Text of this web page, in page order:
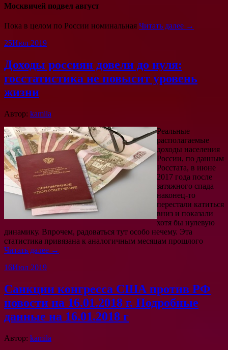
Москвичей подвел август
Пока в целом по России номинальная Читать далее →
25Июл 2019
Доходы россиян довели до нуля:
госстатистика не повысит уровень
жизни
Автор: kamila
Реальные
располагаемые
доходы населения
России, по данным
Росстата, в июне
2017 года после
затяжного спада
наконец-то
перестали катиться
вниз и показали
хотя бы нулевую
динамику. Впрочем, радоваться тут особо нечему. Эта
статистика привязана к аналогичным месяцам прошлого
Читать далее →
16Июл 2019
Санкции конгресса США против РФ
новости на 16.01.2018 г. Подробные
данные на 16.01.2018 г
Автор: kamila